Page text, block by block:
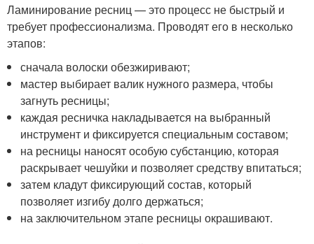
Ламинирование ресниц — это процесс не быстрый и
требует профессионализма. Проводят его в несколько
этапов:
сначала волоски обезжиривают;
мастер выбирает валик нужного размера, чтобы
загнуть ресницы;
каждая ресничка накладывается на выбранный
инструмент и фиксируется специальным составом;
на ресницы наносят особую субстанцию, которая
раскрывает чешуйки и позволяет средству впитаться;
затем кладут фиксирующий состав, который
позволяет изгибу долго держаться;
на заключительном этапе ресницы окрашивают.